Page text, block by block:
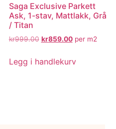
Saga Exclusive Parkett
Ask, 1-stav, Mattlakk, Grå
/ Titan
kr999.00 kr859.00per m2
Legg i handlekurv